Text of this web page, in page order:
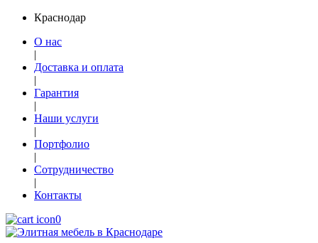
Краснодар
О нас
|
Доставка и оплата
|
Гарантия
|
Наши услуги
|
Портфолио
|
Сотрудничество
|
Контакты
0